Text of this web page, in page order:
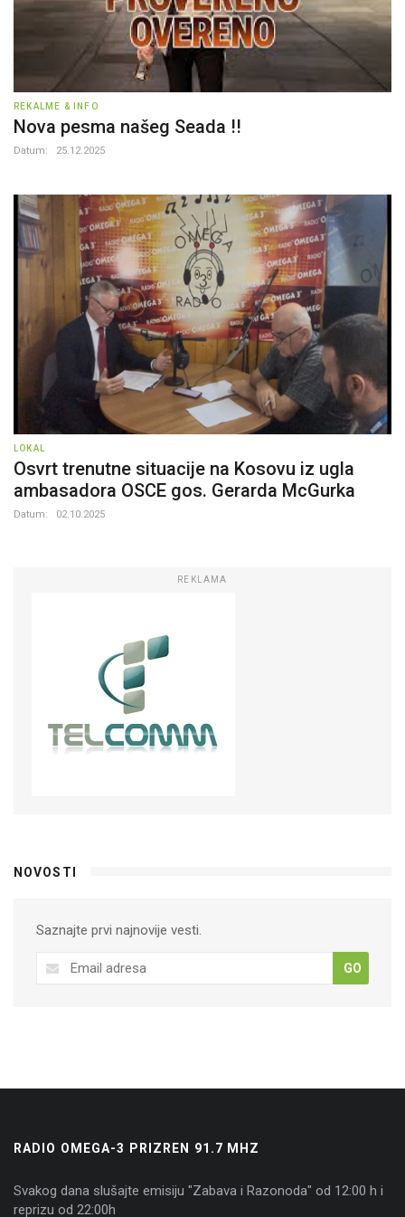
REKALME & INFO
Nova pesma našeg Seada !!
Datum: 25.12.2025
LOKAL
Osvrt trenutne situacije na Kosovu iz ugla
ambasadora OSCE gos. Gerarda McGurka
Datum: 02.10.2025
REKLAMA
NOVOSTI
Saznajte prvi najnovije vesti.
GO
RADIO OMEGA-3 PRIZREN 91.7 MHZ
Svakog dana slušajte emisiju "Zabava i Razonoda" od 12:00 h i
reprizu od 22:00h